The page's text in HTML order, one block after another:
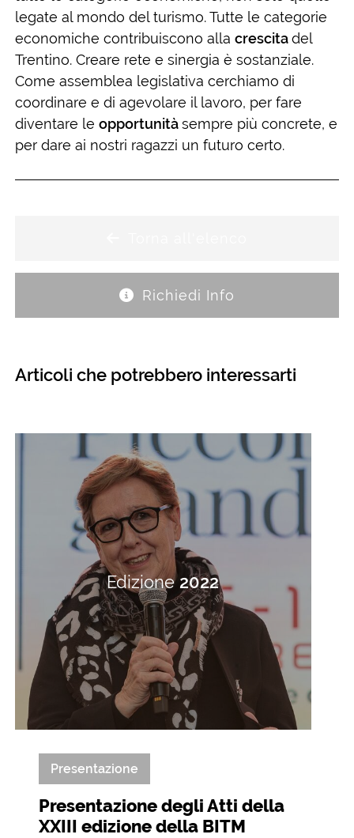
legate al mondo del turismo. Tutte le categorie
economiche contribuiscono alla crescitadel
Trentino. Creare rete e sinergia è sostanziale.
Come assemblea legislativa cerchiamo di
coordinare e di agevolare il lavoro, per fare
diventare le opportunitàsempre più concrete, e
per dare ai nostri ragazzi un futuro certo.
Richiedi Info
Articoli che potrebbero interessarti
Edizione2022
Presentazione
Presentazione degli Atti della
XXIII edizione della BITM